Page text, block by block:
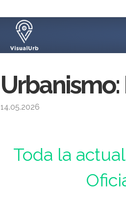
14.05.2026
Toda la